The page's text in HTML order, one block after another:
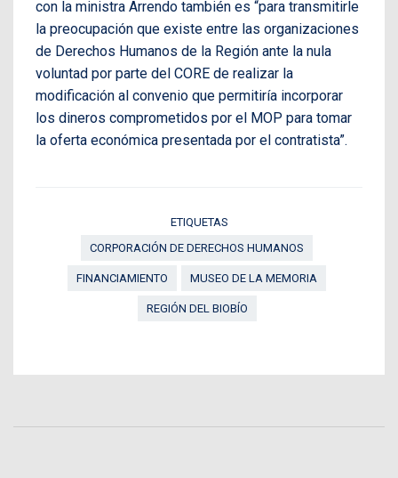
con la ministra Arrendo también es “para transmitirle
la preocupación que existe entre las organizaciones
de Derechos Humanos de la Región ante la nula
voluntad por parte del CORE de realizar la
modificación al convenio que permitiría incorporar
los dineros comprometidos por el MOP para tomar
la oferta económica presentada por el contratista”.
ETIQUETAS
CORPORACIÓN DE DERECHOS HUMANOS
FINANCIAMIENTO MUSEO DE LA MEMORIA
REGIÓN DEL BIOBÍO